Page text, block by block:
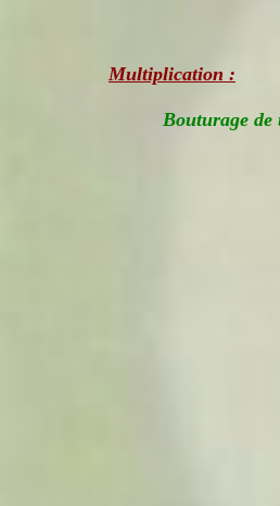
Multiplication :
Bouturage de